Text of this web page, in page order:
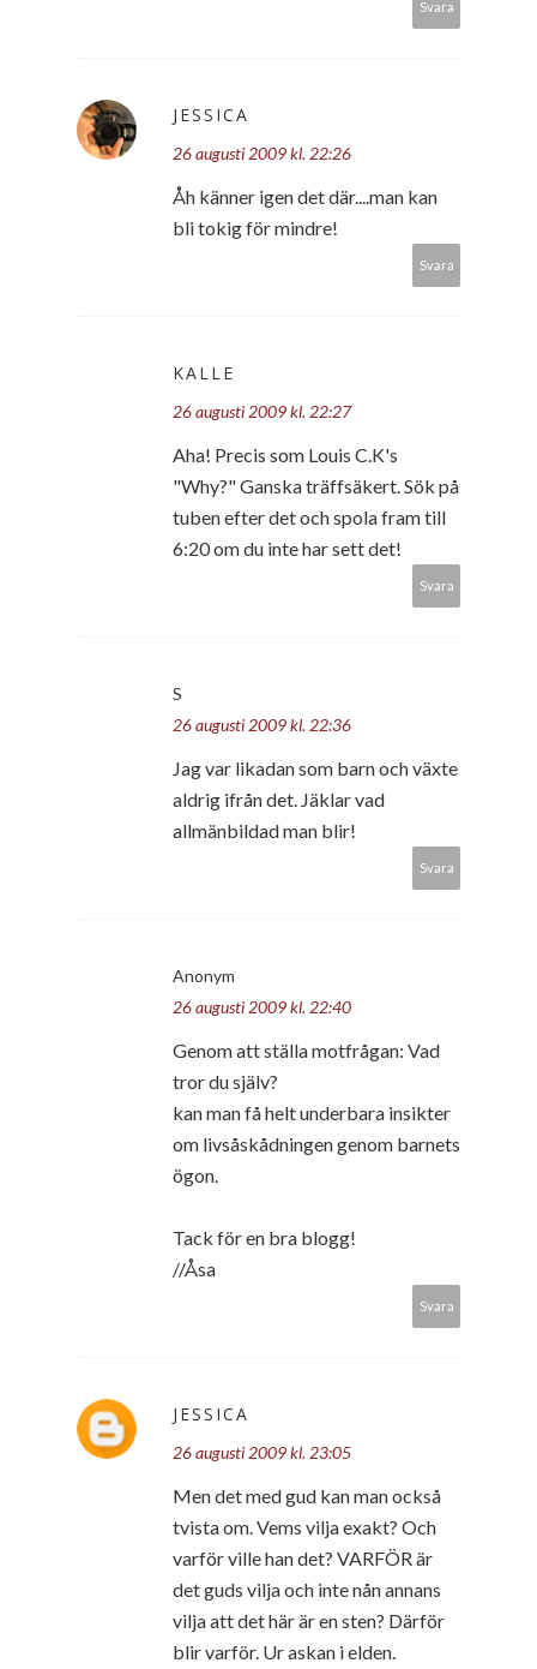
Svara
JESSICA
26 augusti 2009 kl. 22:26
Åh känner igen det där....man kan
bli tokig för mindre!
Svara
KALLE
26 augusti 2009 kl. 22:27
Aha! Precis som Louis C.K's
"Why?" Ganska träffsäkert. Sök på
tuben efter det och spola fram till
6:20 om du inte har sett det!
Svara
S
26 augusti 2009 kl. 22:36
Jag var likadan som barn och växte
aldrig ifrån det. Jäklar vad
allmänbildad man blir!
Svara
Anonym
26 augusti 2009 kl. 22:40
Genom att ställa motfrågan: Vad
tror du själv?
kan man få helt underbara insikter
om livsåskådningen genom barnets
ögon.
Tack för en bra blogg!
//Åsa
Svara
JESSICA
26 augusti 2009 kl. 23:05
Men det med gud kan man också
tvista om. Vems vilja exakt? Och
varför ville han det? VARFÖR är
det guds vilja och inte nån annans
vilja att det här är en sten? Därför
blir varför. Ur askan i elden.